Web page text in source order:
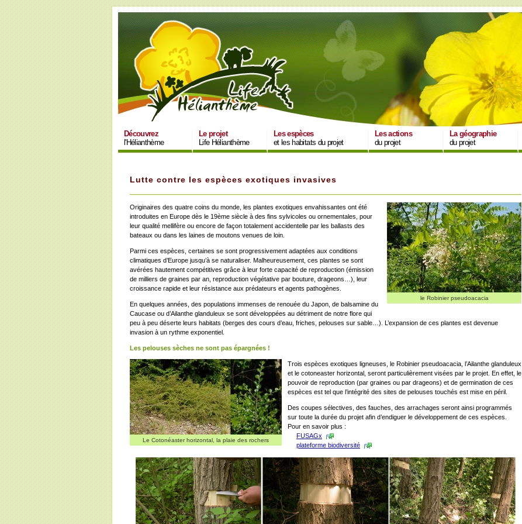
Découvrez
l'Hélianthème
Le projet
Life Hélianthème
Les espèces
et les habitats du projet
Les actions
du projet
La géographie
du projet
Lutte contre les espèces exotiques invasives
le Robinier pseudoacacia
Originaires des quatre coins du monde, les plantes exotiques envahissantes ont été
introduites en Europe dès le 19ème siècle à des fins sylvicoles ou ornementales, pour
leur qualité mellifère ou encore de façon totalement accidentelle par les ballasts des
bateaux ou dans les laines de moutons venues de loin.
Parmi ces espèces, certaines se sont progressivement adaptées aux conditions
climatiques d’Europe jusqu’à se naturaliser. Malheureusement, ces plantes se sont
avérées hautement compétitives grâce à leur forte capacité de reproduction (émission
de milliers de graines par an, reproduction végétative par bouture, drageons…), leur
croissance rapide et leur résistance aux prédateurs et agents pathogènes.
En quelques années, des populations immenses de renouée du Japon, de balsamine du
Caucase ou d’Ailanthe glanduleux se sont développées au détriment de notre flore qui
peu à peu déserte leurs habitats (berges des cours d’eau, friches, pelouses sur sable…). L’expansion de ces plantes est devenue
invasion à un rythme exponentiel.
Les pelouses sèches ne sont pas épargnées !
Le Cotonéaster horizontal, la plaie des rochers
Trois espèces exotiques ligneuses, le Robinier pseudoacacia, l’Ailanthe glanduleux
et le cotoneaster horizontal, seront particulièrement visées par le projet. En effet, le
pouvoir de reproduction (par graines ou par drageons) et de germination de ces
espèces est tel que l’intégrité des sites de pelouses touchés est mise en péril.
Des coupes sélectives, des fauches, des arrachages seront ainsi programmés
sur toute la durée du projet afin d’endiguer le développement de ces espèces.
Pour en savoir plus :
FUSAGx
plateforme biodiversité